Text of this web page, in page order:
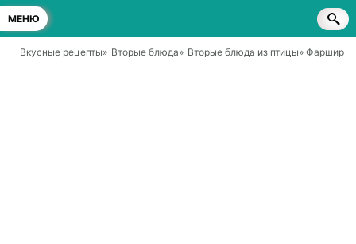
МЕНЮ
Вкусные рецепты» Вторые блюда» Вторые блюда из птицы»